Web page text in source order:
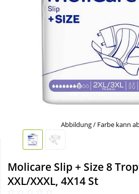
Täglich gut versorgt
Mutter & Kind
Nahrungsergänzung
Sanitätshaus
Abbildung / Farbe kann
Molicare Slip + Size 8
XXL/XXXL, 4X14 St